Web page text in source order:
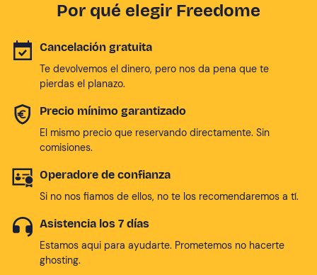
Por qué elegir Freedome
Cancelación gratuita
Te devolvemos el dinero, pero nos da pena que te
pierdas el planazo.
Precio mínimo garantizado
El mismo precio que reservando directamente. Sin
comisiones.
Operadore de confianza
Si no nos fiamos de ellos, no te los recomendaremos a tí.
Asistencia los 7 días
Estamos aqui para ayudarte. Prometemos no hacerte
ghosting.